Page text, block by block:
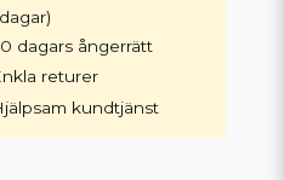
dagars ångerrätt
returer
kundtjänst